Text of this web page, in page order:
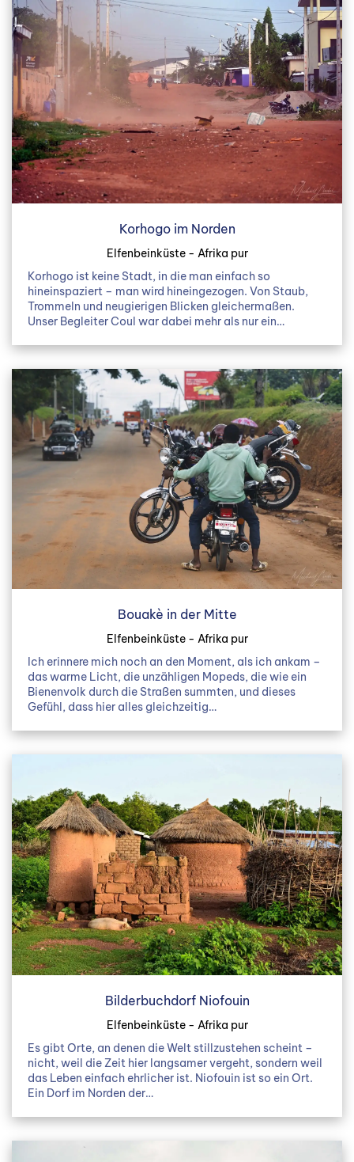
Korhogo im Norden
Elfenbeinküste - Afrika pur
Korhogo ist keine Stadt, in die man einfach so
hineinspaziert – man wird hineingezogen. Von Staub,
Trommeln und neugierigen Blicken gleichermaßen.
Unser Begleiter Coul war dabei mehr als nur ein…
Bouakè in der Mitte
Elfenbeinküste - Afrika pur
Ich erinnere mich noch an den Moment, als ich ankam –
das warme Licht, die unzähligen Mopeds, die wie ein
Bienenvolk durch die Straßen summten, und dieses
Gefühl, dass hier alles gleichzeitig…
Bilderbuchdorf Niofouin
Elfenbeinküste - Afrika pur
Es gibt Orte, an denen die Welt stillzustehen scheint –
nicht, weil die Zeit hier langsamer vergeht, sondern weil
das Leben einfach ehrlicher ist. Niofouin ist so ein Ort.
Ein Dorf im Norden der…